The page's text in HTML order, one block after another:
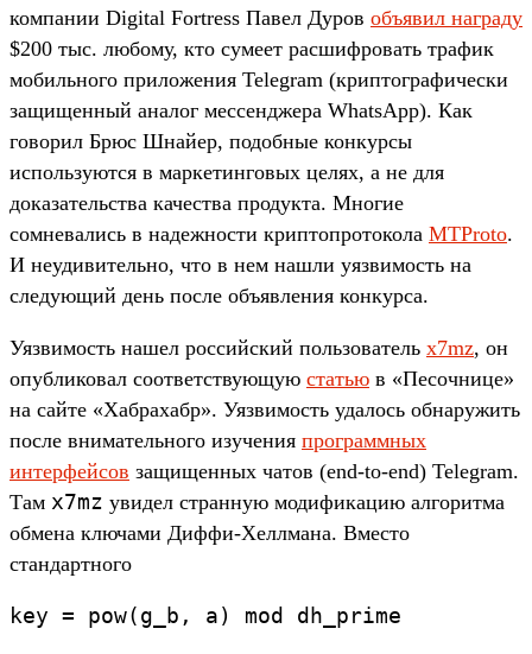
компании Digital Fortress Павел Дуров объявил награду
$200 тыс. любому, кто сумеет расшифровать трафик
мобильного приложения Telegram (криптографически
защищенный аналог мессенджера WhatsApp). Как
говорил Брюс Шнайер, подобные конкурсы
используются в маркетинговых целях, а не для
доказательства качества продукта. Многие
сомневались в надежности криптопротокола MTProto.
И неудивительно, что в нем нашли уязвимость на
следующий день после объявления конкурса.
Уязвимость нашел российский пользователь x7mz, он
опубликовал соответствующую статью в «Песочнице»
на сайте «Хабрахабр». Уязвимость удалось обнаружить
после внимательного изучения программных
интерфейсов защищенных чатов (end-to-end) Telegram.
Там x7mz увидел странную модификацию алгоритма
обмена ключами Диффи-Хеллмана. Вместо
стандартного
key = pow(g_b, a) mod dh_prime